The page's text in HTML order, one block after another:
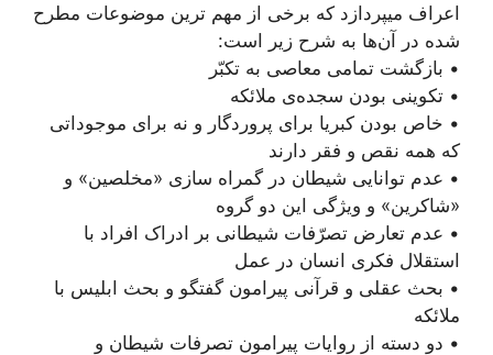
اعراف میپردازد که برخی از مهم ترین موضوعات مطرح
شده در آن‌ها به شرح زیر است:
• بازگشت تمامی معاصی به تکبّر
• تکوینی بودن سجده‌ی ملائکه
• خاص بودن کبریا برای پروردگار و نه برای موجوداتی
که همه نقص و فقر دارند
• عدم توانایی شیطان در گمراه سازی «مخلصین» و
«شاکرین» و ویژگی این دو گروه
• عدم تعارض تصرّفات شیطانی بر ادراک افراد با
استقلال فکری انسان در عمل
• بحث عقلی و قرآنی پیرامون گفتگو و بحث ابلیس با
ملائکه
• دو دسته از روایات پیرامون تصرفات شیطان و